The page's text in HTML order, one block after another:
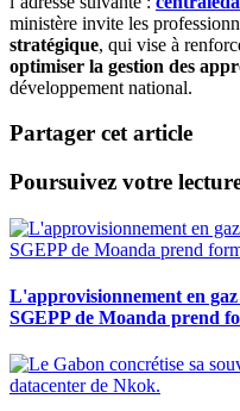
ministère invite les
stratégique, qui vise à
optimiser la gestion des
développement national.
Partager cet article
Poursuivez votre
L'approvisionnement en
SGEPP de Moanda prend